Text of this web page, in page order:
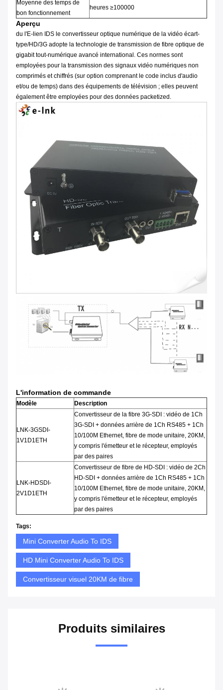
Moyenne des temps de
bon fonctionnement
heures ≥100000
Aperçu
du l'E-lien IDS le convertisseur optique numérique de la vidéo écart-
type/HD/3G adopte la technologie de transmission de fibre optique de
gigabit tout-numérique avancé international. Ces normes sont
employées pour la transmission des signaux vidéo numériques non
comprimés et chiffrés (sur option comprenant le code inclus d'audio
et/ou de temps) dans des équipements de télévision ; elles peuvent
également être employées pour des données packetized.
L'information de commande
Modèle Description
LNK-3GSDI-
1V1D1ETH
Convertisseur de la fibre 3G-SDI : vidéo de 1Ch
3G-SDI + données arrière de 1Ch RS485 + 1Ch
10/100M Ethernet, fibre de mode unitaire, 20KM,
y compris l'émetteur et le récepteur, employés
par des paires
LNK-HDSDI-
2V1D1ETH
Convertisseur de fibre de HD-SDI : vidéo de 2Ch
HD-SDI + données arrière de 1Ch RS485 + 1Ch
10/100M Ethernet, fibre de mode unitaire, 20KM,
y compris l'émetteur et le récepteur, employés
par des paires
Tags:
Mini Converter Audio To IDS
HD Mini Converter Audio To IDS
Convertisseur visuel 20KM de fibre
Produits similaires